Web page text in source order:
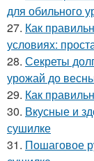
для обильного
27. Как
условиях:
28. Секреты
урожай до
29. Как
30. Вкусные и
сушилке
31. Пошаговое